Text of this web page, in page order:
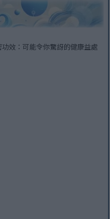
效：可能令你驚訝的健康益處